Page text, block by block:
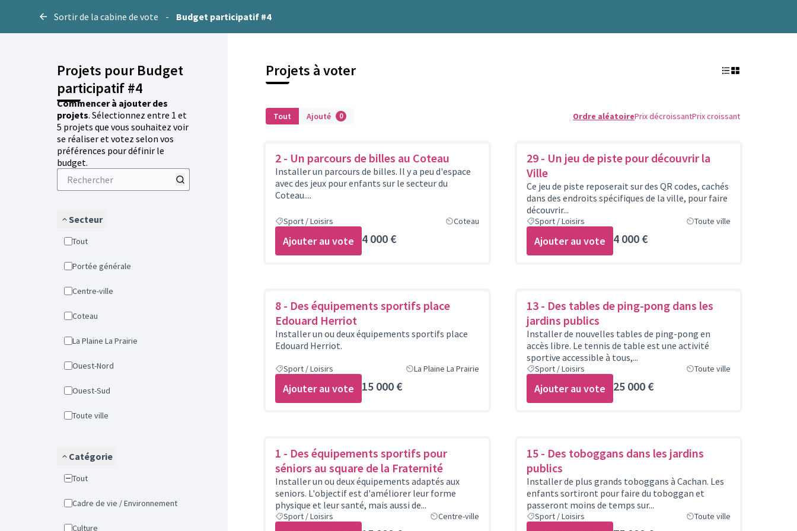
Sortir de la cabine de vote - Budget participatif #4
Projets pour Budget
participatif #4
Commencer à ajouter des
projets. Sélectionnez entre 1 et
5 projets que vous souhaitez voir
se réaliser et votez selon vos
préférences pour définir le
budget.
Secteur
Tout
Portée générale
Centre-ville
Coteau
La Plaine La Prairie
Ouest-Nord
Ouest-Sud
Toute ville
Catégorie
Tout
Cadre de vie / Environnement
Culture
Projets à voter
Tout Ajouté 0 Ordre aléatoirePrix décroissantPrix croissant
2 - Un parcours de billes au Coteau
Installer un parcours de billes. Il y a peu d'espace
avec des jeux pour enfants sur le secteur du
Coteau....
Sport / Loisirs Coteau
Ajouter au vote 4 000 €
29 - Un jeu de piste pour découvrir la
Ville
Ce jeu de piste reposerait sur des QR codes, cachés
dans des endroits spécifiques de la ville, pour faire
découvrir...
Sport / Loisirs Toute ville
Ajouter au vote 4 000 €
8 - Des équipements sportifs place
Edouard Herriot
Installer un ou deux équipements sportifs place
Edouard Herriot.
Sport / Loisirs La Plaine La Prairie
Ajouter au vote 15 000 €
13 - Des tables de ping-pong dans les
jardins publics
Installer de nouvelles tables de ping-pong en
accès libre. Le tennis de table est une activité
sportive accessible à tous,...
Sport / Loisirs Toute ville
Ajouter au vote 25 000 €
1 - Des équipements sportifs pour
séniors au square de la Fraternité
Installer un ou deux équipements adaptés aux
seniors. L'objectif est d'améliorer leur forme
physique et leur santé, mais aussi de...
Sport / Loisirs Centre-ville
15 - Des toboggans dans les jardins
publics
Installer de plus grands toboggans à Cachan. Les
enfants sortiront pour faire du toboggan et
passeront moins de temps sur...
Sport / Loisirs Toute ville